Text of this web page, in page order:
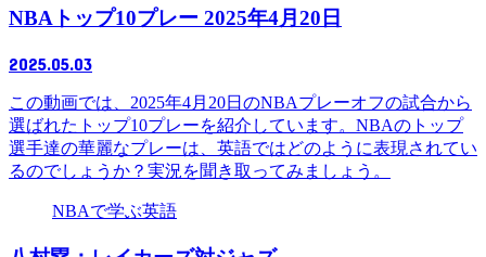
NBAトップ10プレー 2025年4月20日
2025.05.03
この動画では、2025年4月20日のNBAプレーオフの試合から
選ばれたトップ10プレーを紹介しています。NBAのトップ
選手達の華麗なプレーは、英語ではどのように表現されてい
るのでしょうか？実況を聞き取ってみましょう。
NBAで学ぶ英語